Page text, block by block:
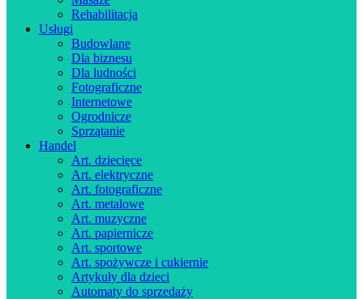
Rehabilitacja
Usługi
Budowlane
Dla biznesu
Dla ludności
Fotograficzne
Internetowe
Ogrodnicze
Sprzątanie
Handel
Art. dziecięce
Art. elektryczne
Art. fotograficzne
Art. metalowe
Art. muzyczne
Art. papiernicze
Art. sportowe
Art. spożywcze i cukiernie
Artykuły dla dzieci
Automaty do sprzedaży